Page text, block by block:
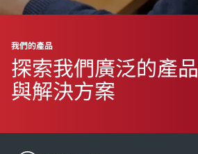
我們的產品
探索我們廣泛的產品
與解決方案